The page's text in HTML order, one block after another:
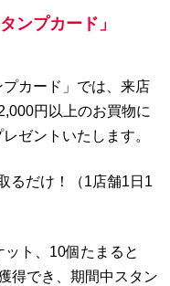
ンプカード」
カード」では、来店
円以上のお買物に
ゼントいたします。
るだけ！（1店舗1日1
ト、10個たまると
得でき、期間中スタン